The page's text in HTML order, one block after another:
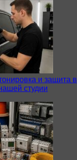
и защита
студии